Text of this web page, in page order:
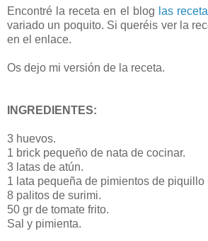
Encontré la receta en el blog las
variado un poquito. Si queréis ver la
en el enlace.
Os dejo mi versión de la receta.
INGREDIENTES:
3 huevos.
1 brick pequeño de nata de cocinar.
3 latas de atún.
1 lata pequeña de pimientos de piquillo
8 palitos de surimi.
50 gr de tomate frito.
Sal y pimienta.